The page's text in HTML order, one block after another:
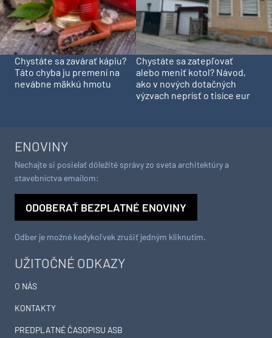
Chystáte sa zavárať kápiu?
Táto chyba ju premení na
nevábne mäkkú hmotu
Chystáte sa zatepľovať
alebo meniť kotol? Návod,
ako v nových dotačných
výzvach neprísť o tisíce eur
UŽITOČNÉ ODKAZY
O NÁS
KONTAKTY
PREDPLATNÉ ČASOPISU ASB
ENOVINY
Nechajte si posielať dôležité správy zo sveta architektúry a
stavebníctva emailom:
ODOBERAŤ BEZPLATNÉ ENOVINY
Odber je možné kedykoľvek zrušiť jedným kliknutím.